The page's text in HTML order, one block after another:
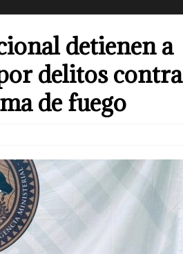
detienen a
delitos contra
de fuego